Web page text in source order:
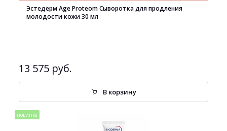
Эстедерм Age Proteom Сыворотка для продления
молодости кожи 30 мл
13 575 руб.
В корзину
новинка